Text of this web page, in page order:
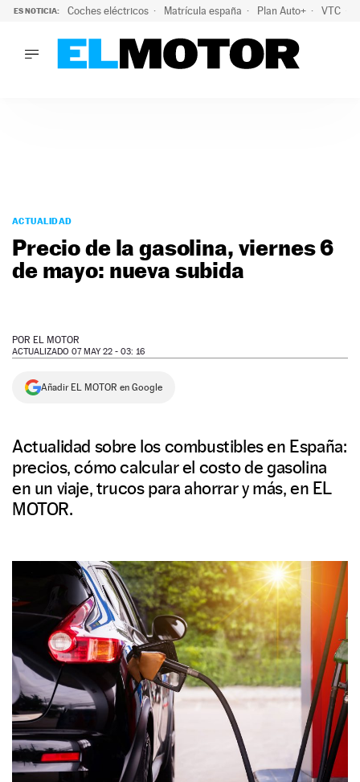
ES NOTICIA: Coches eléctricos Matrícula españa Plan Auto+ VTC
PODCAST
MOTOS
TECNOLOGÍA
SERVICIOS
NEWSLETTER
ACTUALIDAD
Precio de la gasolina, viernes 6
de mayo: nueva subida
POR EL MOTOR
ACTUALIZADO 07 MAY 22 - 03: 16
Añadir EL MOTOR en Google
Actualidad sobre los combustibles en España:
precios, cómo calcular el costo de gasolina
en un viaje, trucos para ahorrar y más, en EL
MOTOR.